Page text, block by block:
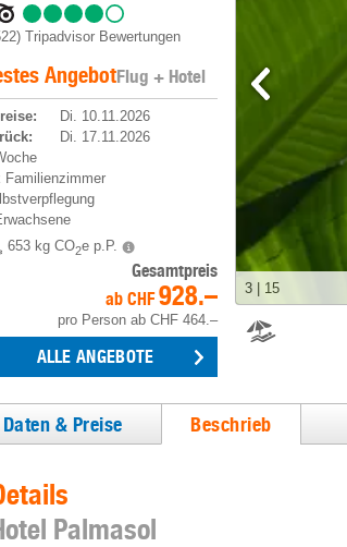
Tripadvisor Bewertungen
AngebotFlug + Hotel
:
Di. 10.11.2026
:
Di. 17.11.2026
Familienzimmer
653 kg CO2e p.P.
Gesamtpreis
ab CHF 928.–
pro Person ab CHF 464.–
ALLE ANGEBOTE
3 15
Daten & Preise Beschrieb
Palmasol